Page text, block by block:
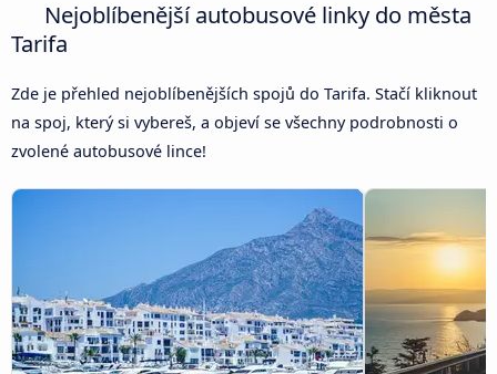
Nejoblíbenější autobusové linky do města
Tarifa
Zde je přehled nejoblíbenějších spojů do Tarifa. Stačí kliknout
na spoj, který si vybereš, a objeví se všechny podrobnosti o
zvolené autobusové lince!